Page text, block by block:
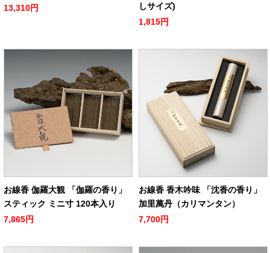
13,310円
しサイズ)
1,815円
お線香 伽羅大観 「伽羅の香り」
スティック ミニ寸 120本入り
7,865円
お線香 香木吟味 「沈香の香り」
加里萬丹（カリマンタン）
7,700円